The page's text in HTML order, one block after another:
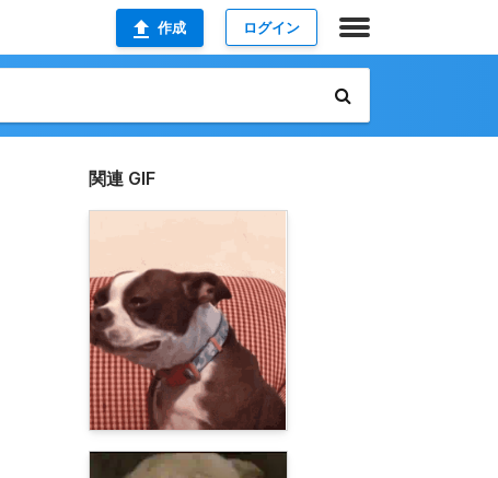
作成 ログイン
関連 GIF